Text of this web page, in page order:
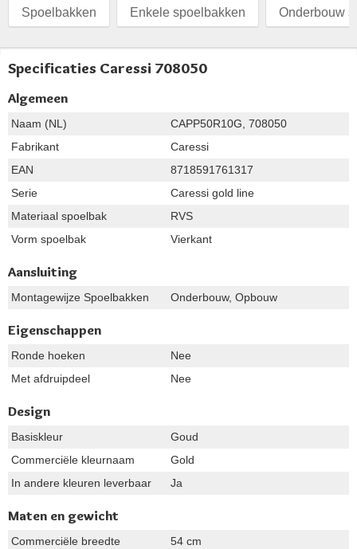
Spoelbakken Enkele spoelbakken Onderbouw
Specificaties Caressi 708050
Algemeen
Naam (NL)
CAPP50R10G, 708050
Fabrikant
Caressi
EAN
8718591761317
Serie
Caressi gold line
Materiaal spoelbak
RVS
Vorm spoelbak
Vierkant
Aansluiting
Montagewijze Spoelbakken Onderbouw, Opbouw
Eigenschappen
Ronde hoeken
Nee
Met afdruipdeel
Nee
Design
Basiskleur
Goud
Commerciële kleurnaam
Gold
In andere kleuren leverbaar
Ja
Maten en gewicht
Commerciële breedte 54 cm